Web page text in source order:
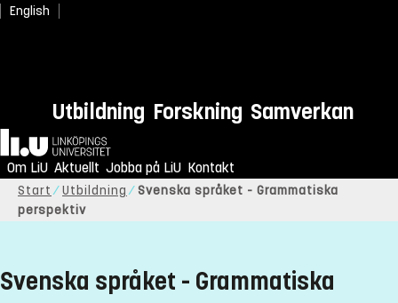
English
Utbildning Forskning Samverkan
Hem
Om LiU Aktuellt Jobba på LiU Kontakt
Start Utbildning
Svenska språket - Grammatiska
perspektiv
Svenska språket - Grammatiska